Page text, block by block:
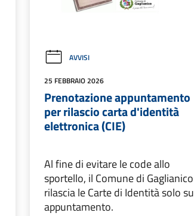
AVVISI
25 FEBBRAIO 2026
Prenotazione appuntamento
per rilascio carta d'identità
elettronica (CIE)
Al fine di evitare le code allo
sportello, il Comune di Gaglianico
rilascia le Carte di Identità solo su
appuntamento.